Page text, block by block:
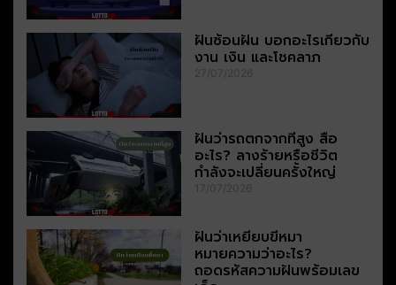
ฝันซ้อนฝัน บอกอะไรเกี่ยวกับ
งาน เงิน และโชคลาภ
27/07/2026
ฝันว่ารถตกจากที่สูง สื่อ
อะไร? ลางร้ายหรือชีวิต
กำลังจะเปลี่ยนครั้งใหญ่
17/07/2026
ฝันว่าเหยียบขี้หมา
หมายความว่าอะไร?
ถอดรหัสความฝันพร้อมเลข